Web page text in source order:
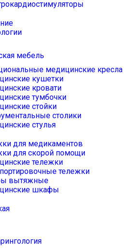
мебель
медицинские кресла
кушетки
кровати
тумбочки
стойки
столики
стулья
для медикаментов
для скорой помощи
тележки
тележки
вытяжные
шкафы